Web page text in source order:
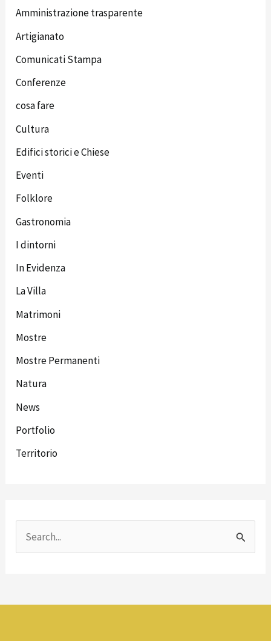
Amministrazione trasparente
Artigianato
Comunicati Stampa
Conferenze
cosa fare
Cultura
Edifici storici e Chiese
Eventi
Folklore
Gastronomia
I dintorni
In Evidenza
La Villa
Matrimoni
Mostre
Mostre Permanenti
Natura
News
Portfolio
Territorio
c